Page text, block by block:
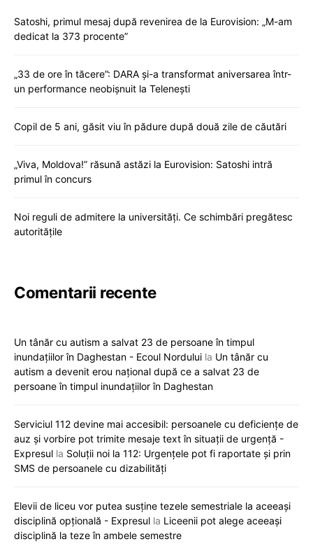
Satoshi, primul mesaj după revenirea de la Eurovision: „M-am
dedicat la 373 procente”
„33 de ore în tăcere”: DARA și-a transformat aniversarea într-
un performance neobișnuit la Telenești
Copil de 5 ani, găsit viu în pădure după două zile de căutări
„Viva, Moldova!” răsună astăzi la Eurovision: Satoshi intră
primul în concurs
Noi reguli de admitere la universități. Ce schimbări pregătesc
autoritățile
Comentarii recente
Un tânăr cu autism a salvat 23 de persoane în timpul
inundațiilor în Daghestan - Ecoul Nordului la Un tânăr cu
autism a devenit erou național după ce a salvat 23 de
persoane în timpul inundațiilor în Daghestan
Serviciul 112 devine mai accesibil: persoanele cu deficiențe de
auz și vorbire pot trimite mesaje text în situații de urgență -
Expresul la Soluții noi la 112: Urgențele pot fi raportate și prin
SMS de persoanele cu dizabilități
Elevii de liceu vor putea susține tezele semestriale la aceeași
disciplină opțională - Expresul la Liceenii pot alege aceeași
disciplină la teze în ambele semestre